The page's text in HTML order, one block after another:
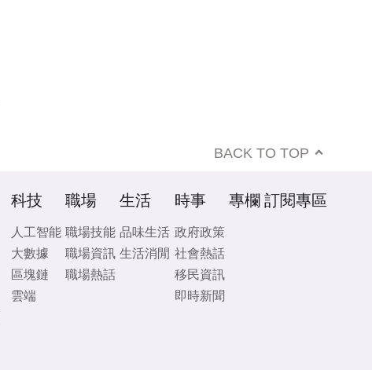
BACK TO TOP
科技
人工智能
大數據
區塊鏈
雲端
職場
職場技能
職場資訊
職場熱話
生活
品味生活
生活消閒
時事
政府政策
社會熱話
移民資訊
即時新聞
專欄 訂閱專區